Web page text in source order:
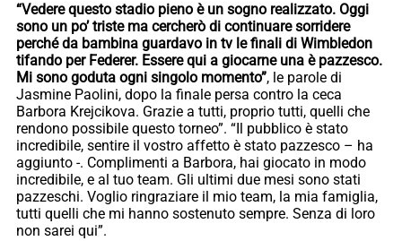
“Vedere questo stadio pieno è un sogno realizzato. Oggi
sono un po’ triste ma cercherò di continuare sorridere
perché da bambina guardavo in tv le finali di Wimbledon
tifando per Federer. Essere qui a giocarne una è pazzesco.
Mi sono goduta ogni singolo momento”, le parole di
Jasmine Paolini, dopo la finale persa contro la ceca
Barbora Krejcikova. Grazie a tutti, proprio tutti, quelli che
rendono possibile questo torneo”. “Il pubblico è stato
incredibile, sentire il vostro affetto è stato pazzesco – ha
aggiunto -. Complimenti a Barbora, hai giocato in modo
incredibile, e al tuo team. Gli ultimi due mesi sono stati
pazzeschi. Voglio ringraziare il mio team, la mia famiglia,
tutti quelli che mi hanno sostenuto sempre. Senza di loro
non sarei qui”.